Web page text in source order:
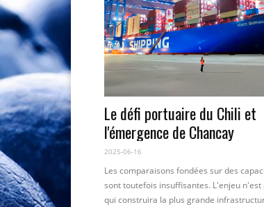
Le défi portuaire du Chili et
l'émergence de Chancay
2025-06-16
Les comparaisons fondées sur des
sont toutefois insuffisantes. L'enjeu n'est
qui construira la plus grande